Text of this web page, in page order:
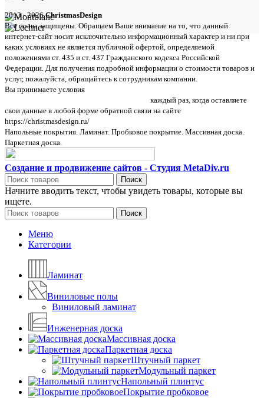
2013 - 2026ChristmasDesign
Все права защищены. Обращаем Ваше внимание на то, что данный
интернет-сайт носит исключительно информационный характер и ни при
каких условиях не является публичной офертой, определяемой
положениями ст. 435 и ст. 437 Гражданского кодекса Российской
Федерации. Для получения подробной информации о стоимости товаров и
услуг, пожалуйста, обращайтесь к сотрудникам компании.
Вы принимаете условия
каждый раз, когда оставляете
свои данные в любой форме обратной связи на сайте
https://christmasdesign.ru/
Напольные покрытия. Ламинат. Пробковое покрытие. Массивная доска.
Паркетная доска.
Создание и продвижение сайтов - Студия MetaDiv.ru
Поиск
Начните вводить текст, чтобы увидеть товары, которые вы
ищете.
Поиск
Меню
Категории
Ламинат
Виниловые полы
Виниловый ламинат
Инженерная доска
Массивная доска
Паркетная доска
Штучный паркет
Модульный паркет
Напольный плинтус
Покрытие пробковое